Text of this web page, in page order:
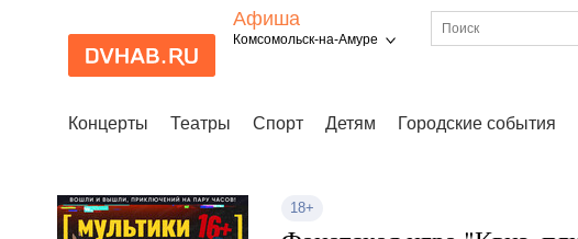
Афиша
Комсомольск-на-Амуре
Концерты Театры Спорт Детям Городские события
18+